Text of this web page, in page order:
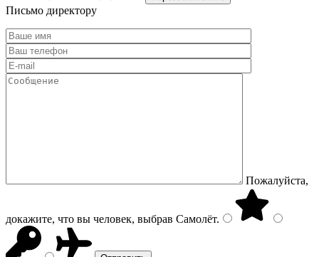
Письмо директору
Пожалуйста,
докажите, что вы человек, выбрав Самолёт.